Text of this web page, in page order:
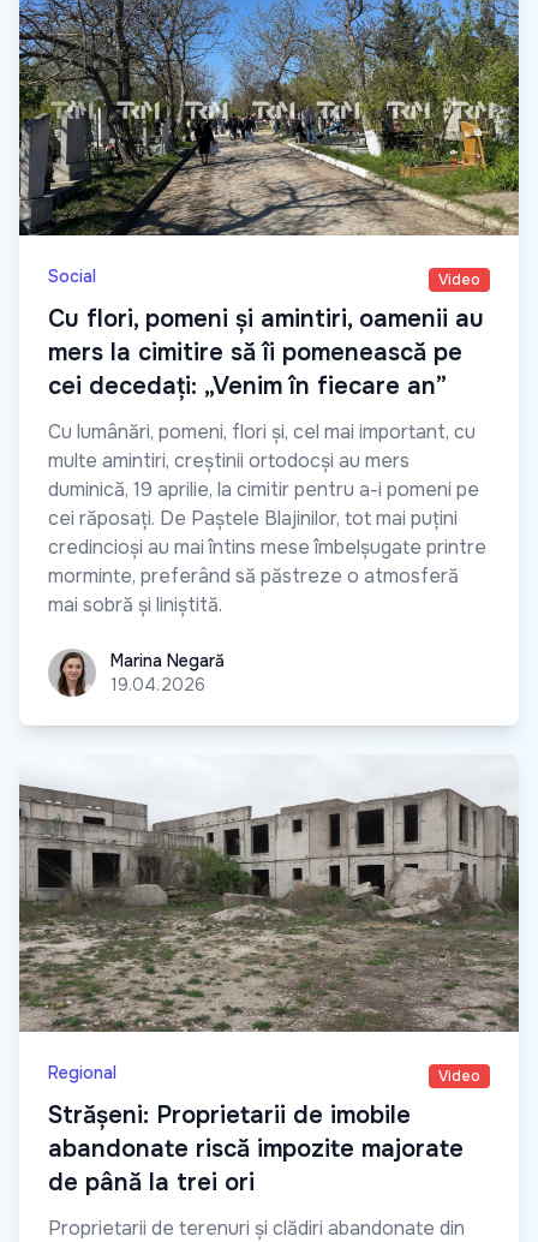
Social Video
Cu flori, pomeni și amintiri, oamenii au
mers la cimitire să îi pomenească pe
cei decedați: „Venim în fiecare an”
Cu lumânări, pomeni, flori și, cel mai important, cu
multe amintiri, creștinii ortodocși au mers
duminică, 19 aprilie, la cimitir pentru a-i pomeni pe
cei răposați. De Paștele Blajinilor, tot mai puțini
credincioși au mai întins mese îmbelșugate printre
morminte, preferând să păstreze o atmosferă
mai sobră și liniștită.
Marina Negară
Marina Negară
19.04.2026
Regional Video
Strășeni: Proprietarii de imobile
abandonate riscă impozite majorate
de până la trei ori
Proprietarii de terenuri și clădiri abandonate din